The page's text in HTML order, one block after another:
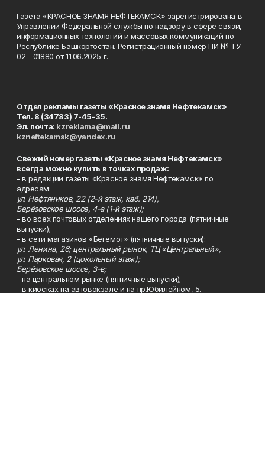
Газета «КРАСНОЕ ЗНАМЯ НЕФТЕКАМСК» зарегистрирована в
Управлении Федеральной службы по надзору в сфере связи,
информационных технологий и массовых коммуникаций по
Республике Башкортостан. Регистрационный номер ПИ № ТУ
02 - 01880 от 11.06.2025 г.
Отдел рекламы газеты «Красное знамя Нефтекамск»
Тел. 8 (34783) 7-45-35.
Эл. почта: kzreklama@mail.ru
kzneftekamsk@yandex.ru
Свежий номер газеты «Красное знамя Нефтекамск»
всегда можно купить в точках продаж:
- в редакции газеты «Красное знамя Нефтекамск» по
адресам:
ул. Нефтяников, 22 (2-й этаж, каб. 214),
Берёзовское шоссе, 4-а (1-й этаж);
- во всех почтовых отделениях нашего города (пятничные
выпуски);
- в сети магазинов «Бегемот» (пятничные выпуски):
ул. Ленина, 26; центральный рынок, ТЦ «Центральный»,
ул. Парковая, 2 (цокольный этаж);
Берёзовское шоссе, 3-в;
- на центральном рынке (пятничные выпуски);
- в киосках на автовокзале и на пр.Юбилейном, 5.